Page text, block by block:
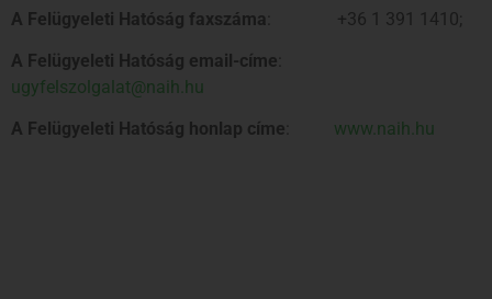
A Felügyeleti Hatóság faxszáma : +36 1 391 1410;
A Felügyeleti Hatóság email-címe
ugyfelszolgalat@naih.hu
A Felügyeleti Hatóság honlap címe www.naih.hu